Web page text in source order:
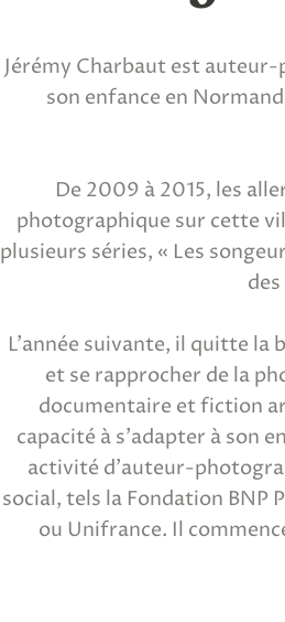
Jérémy Charbaut est auteur-
son enfance en
De 2009 à 2015, les
photographique sur cette
plusieurs séries, « Les
L’année suivante, il quitte la
et se rapprocher de la
documentaire et fiction
capacité à s’adapter à son
activité d’auteur-
social, tels la Fondation BNP
ou Unifrance. Il